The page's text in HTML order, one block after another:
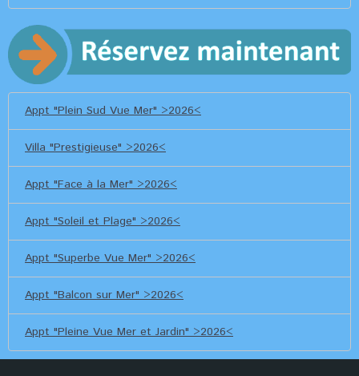
Appt "Plein Sud Vue Mer" >2026<
Villa "Prestigieuse" >2026<
Appt "Face à la Mer" >2026<
Appt "Soleil et Plage" >2026<
Appt "Superbe Vue Mer" >2026<
Appt "Balcon sur Mer" >2026<
Appt "Pleine Vue Mer et Jardin" >2026<